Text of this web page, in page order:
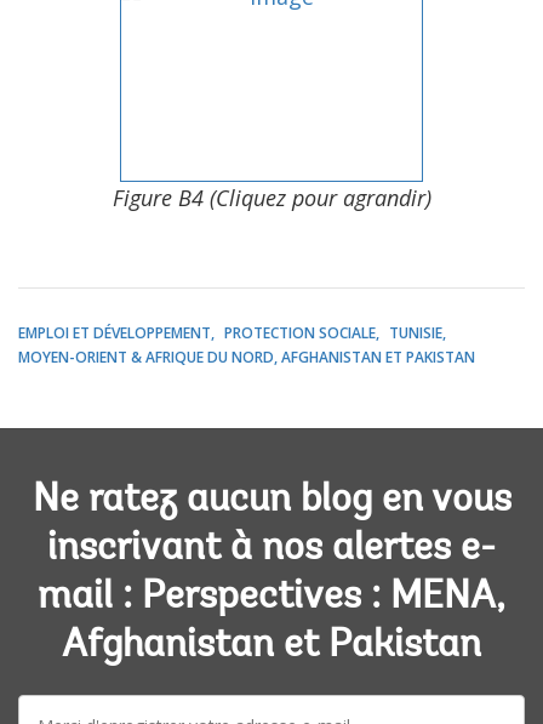
Figure B4 (Cliquez pour agrandir)
EMPLOI ET DÉVELOPPEMENT PROTECTION SOCIALE
TUNISIE
MOYEN-ORIENT & AFRIQUE DU NORD, AFGHANISTAN ET PAKISTAN
Ne ratez aucun blog en vous
inscrivant à nos alertes e-
mail : Perspectives : MENA,
Afghanistan et Pakistan